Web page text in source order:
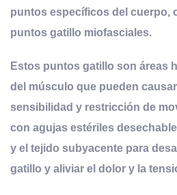
puntos específicos del cuerpo,
puntos gatillo miofasciales.
Estos puntos gatillo son áreas
del músculo que pueden
sensibilidad y restricción de
con agujas estériles
y el tejido subyacente para
gatillo y aliviar el dolor y la